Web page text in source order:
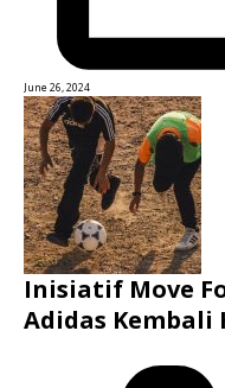
June 26, 2024
Inisiatif Move
Adidas